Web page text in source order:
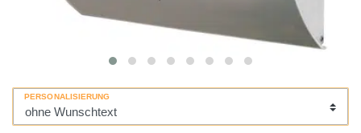
PERSONALISIERUNG